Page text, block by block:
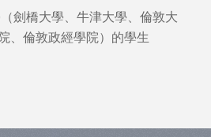
劍橋大學、牛津大學、倫敦大
、倫敦政經學院）的學生